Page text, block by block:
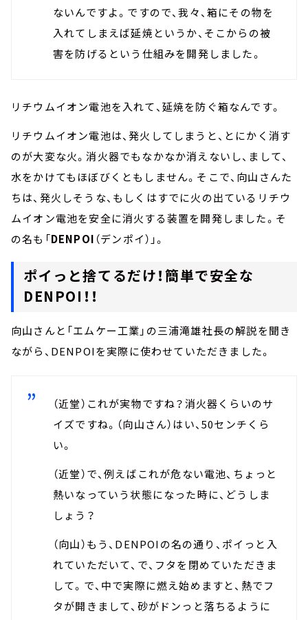
ないんですよ。ですので、我々、箱にその物を
入れてしまえば延焼というか、そこからの被
害を防げるという仕組みを開発しました。
リチウムイオン電池を入れて、延焼を防ぐ箱なんです。
リチウムイオン電池は、発火してしまうと、とにかく消す
のが大変な火。消火器でもなかなか消えないし、まして、
水をかけてもほぼびくともしません。そこで、向山さんた
ちは、発火しそうな、もしくはすでに火の出ているリチウ
ムイオン電池を安全に消火する装置を開発しました。そ
の名も「DENPOI （デンポイ）」。
ポイっと捨てるだけ！簡単で安全な
DENPOI！！
向山さんと「エムケー工業」の三浦滝雄社長の解説を聞き
ながら、DENPOIを実際に使わせていただきました。
（近堂）これが実物ですね？消火器くらいのサ
イズですね。（向山さん）はい、50センチくら
い。
（近堂）で、例えばこれが危ない電池、ちょっと
熱いなっていう状態になった時に、どうしま
しょう？
（向山）もう、DENPOIの名の通り、ポイっと入
れていただいて、で、フタを閉めていただきま
して。で、中で実際に燃え始めますと、熱でフ
タが開きまして、砂がドンっと落ちるように